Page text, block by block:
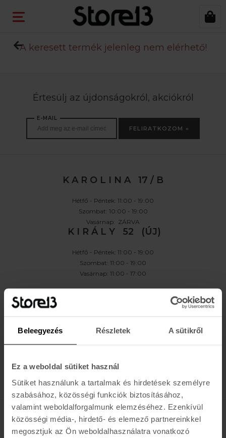
Beleegyezés Részletek A sütikről
Ez a weboldal sütiket használ
Sütiket használunk a tartalmak és hirdetések személyre
szabásához, közösségi funkciók biztosításához,
valamint weboldalforgalmunk elemzéséhez. Ezenkívül
közösségi média-, hirdető- és elemező partnereinkkel
megosztjuk az Ön weboldalhasználatra vonatkozó
A keresett termék jelenleg nem elérhető!
Értesülj az újdonságokról, akciókról
E-MAIL
FELIRATKOZOM »
K A R O L I N A 17 / B
Hétfő - Péntek: 11:00 - 19:00
Szombat: 10:00 - 19:00
Vasárnap: ZÁRVA
K I R Á L Y 52 (ÚJ)
Hétfő - Péntek: 11:00 - 19:00
Szombat: 11:00 - 19:00
Vasárnap: 11:00 - 17:00
Karolina:
+36 (1) 466-5510, +36 (30) 3193924
Király: